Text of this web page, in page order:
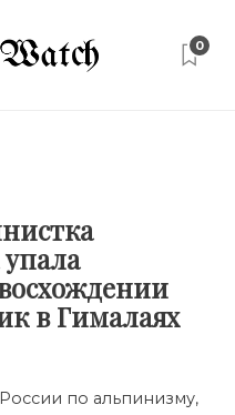
0
в Гималаях
по альпинизму,